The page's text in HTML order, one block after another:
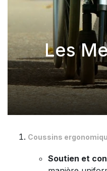
Les
Coussins
Soutien et